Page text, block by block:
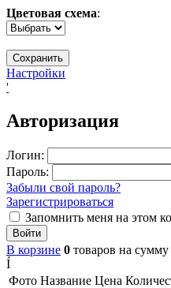
Цветовая схема:
Настройки
'
Авторизация
Логин:
Пароль:
Забыли свой пароль?
Зарегистрироваться
Запомнить меня на этом
Войти
В корзине 0 товаров на сумму
Í
Фото Название Цена